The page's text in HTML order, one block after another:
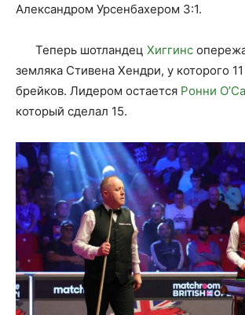
Александром Урсенбахером 3:1.
Теперь шотландец Хиггинс
земляка Стивена Хендри, у которого
брейков. Лидером остается Ронни
который сделал 15.